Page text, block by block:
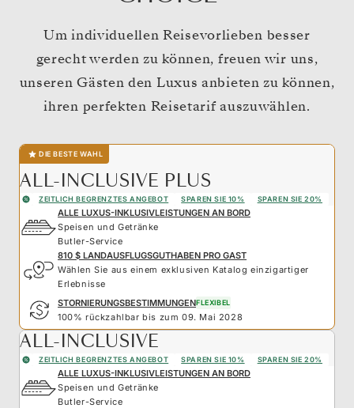
Um individuellen Reisevorlieben besser
gerecht werden zu können, freuen wir uns,
unseren Gästen den Luxus anbieten zu können,
ihren perfekten Reisetarif auszuwählen.
DIE BESTE WAHL
ALL-INCLUSIVE PLUS
ZEITLICH BEGRENZTES ANGEBOT SPAREN SIE 10% SPAREN SIE 20%
ALLE LUXUS-INKLUSIVLEISTUNGEN AN BORD
Speisen und Getränke
Butler-Service
810 $ LANDAUSFLUGSGUTHABEN PRO GAST
Wählen Sie aus einem exklusiven Katalog einzigartiger
Erlebnisse
STORNIERUNGSBESTIMMUNGENFLEXIBEL
100% rückzahlbar bis zum 09. Mai 2028
ALL-INCLUSIVE
ZEITLICH BEGRENZTES ANGEBOT SPAREN SIE 10% SPAREN SIE 20%
ALLE LUXUS-INKLUSIVLEISTUNGEN AN BORD
Speisen und Getränke
Butler-Service